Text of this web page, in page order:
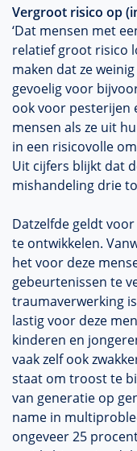
Vergroot risico op
‘Dat mensen met
relatief groot risico
maken dat ze
gevoelig voor
ook voor pesterijen
mensen als ze uit
in een risicovolle
Uit cijfers blijkt dat
mishandeling drie
Datzelfde geldt
te ontwikkelen.
het voor deze
gebeurtenissen te
traumaverwerking
lastig voor deze
kinderen en
vaak zelf ook
staat om troost te
van generatie op
name in
ongeveer 25